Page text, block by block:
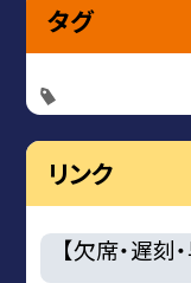
タグ
リンク
【欠席・遅刻